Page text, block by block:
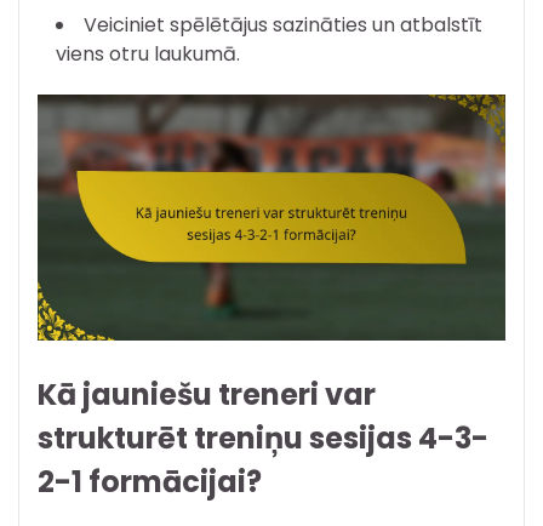
Veiciniet spēlētājus sazināties un atbalstīt
viens otru laukumā.
Kā jauniešu treneri var
strukturēt treniņu sesijas 4-3-
2-1 formācijai?